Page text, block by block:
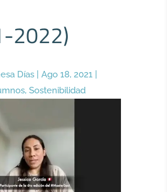
2022)
Días |Ago 18, 2021
,Sostenibilidad